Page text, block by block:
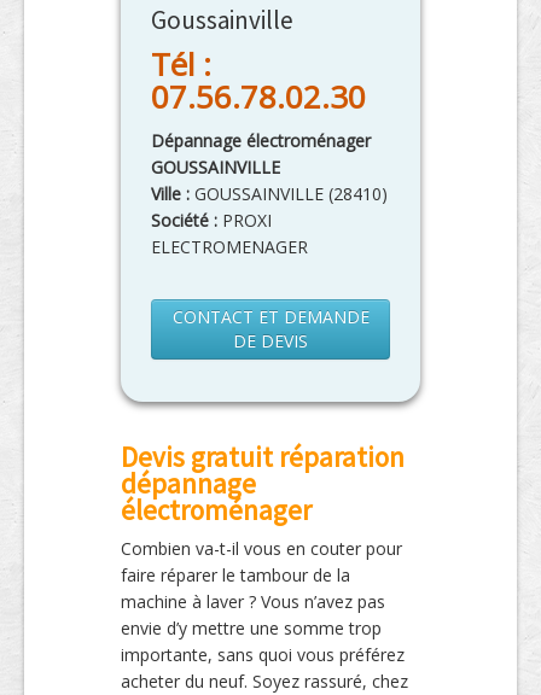
Goussainville
Tél :
07.56.78.02.30
Dépannage électroménager
GOUSSAINVILLE
Ville : GOUSSAINVILLE (28410)
Société : PROXI
ELECTROMENAGER
CONTACT ET DEMANDE
DE DEVIS
Devis gratuit réparation
dépannage
électroménager
Combien va-t-il vous en couter pour
faire réparer le tambour de la
machine à laver ? Vous n’avez pas
envie d’y mettre une somme trop
importante, sans quoi vous préférez
acheter du neuf. Soyez rassuré, chez